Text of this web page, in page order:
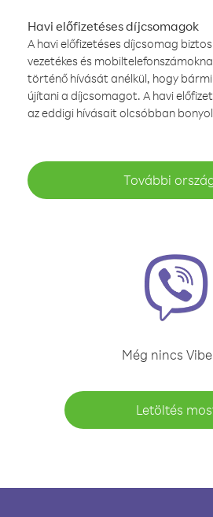
Havi előfizetéses díjcsomagok
A havi előfizetéses díjcsomag
vezetékes és
történő hívását anélkül, hogy
újítani a díjcsomagot. A havi
az eddigi hívásait olcsóbban
További
Még nincs
Letöltés